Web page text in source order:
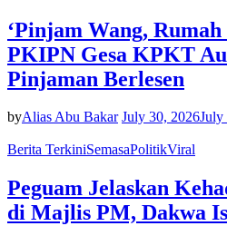
‘Pinjam Wang,
PKIPN Gesa KPKT
Pinjaman Berlesen
byAlias Abu Bakar July 30, 2026July
Berita TerkiniSemasaPolitikViral
Peguam Jelaskan
di Majlis PM, Dakwa